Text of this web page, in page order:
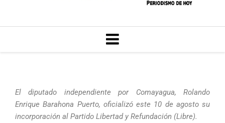
MENU
El diputado independiente por Comayagua, Rolando
Enrique Barahona Puerto, oficializó este 10 de agosto su
incorporación al Partido Libertad y Refundación (Libre).